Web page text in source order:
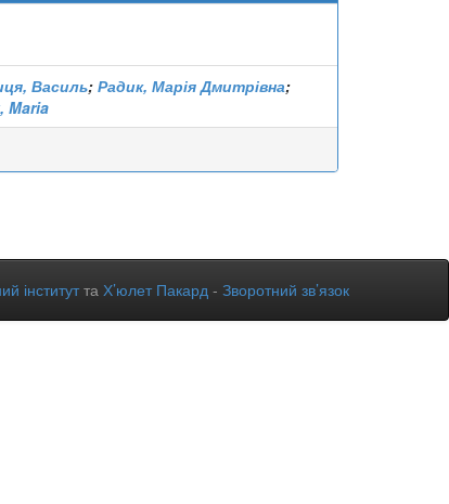
Василь; Радик, Марія Дмитрівна;
Maria
інститутта Х’юлет Пакард - Зворотний зв’язок